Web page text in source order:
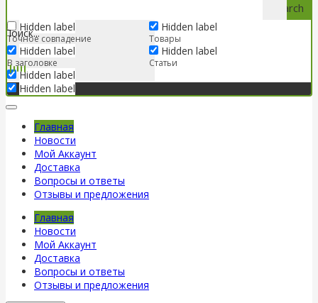
Search
Hidden label
Точное совпадение
Hidden label
В заголовке
Hidden label
Hidden label
Hidden label
Товары
Hidden label
Статьи
Главная
Новости
Мой Аккаунт
Доставка
Вопросы и ответы
Отзывы и предложения
Главная
Новости
Мой Аккаунт
Доставка
Вопросы и ответы
Отзывы и предложения